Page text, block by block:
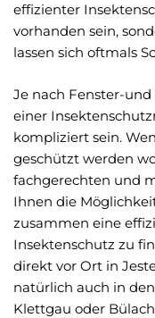
effizienter
vorhanden sein,
lassen sich oftmals
Je nach Fenster-
einer
kompliziert sein.
geschützt werden
fachgerechten und
Ihnen die
zusammen eine
Insektenschutz zu
direkt vor Ort in
natürlich auch in
Klettgau oder